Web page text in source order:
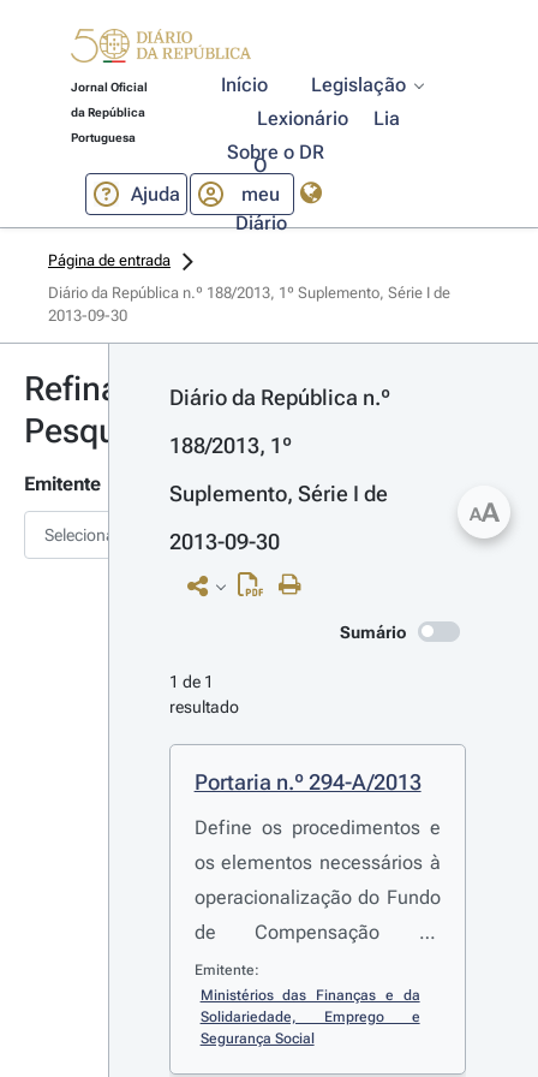
Jornal Oficial
da República
Portuguesa
Início
Legislação
Lexionário
Lia
Sobre o DR
Ajuda
O
meu
Diário
Página de entrada
Diário da República n.º 188/2013, 1º Suplemento, Série I de
2013-09-30
Refinar
Pesquisa
Emitente
Selecionar
Diário da República n.º
188/2013, 1º
Suplemento, Série I de
2013-09-30
Sumário
1 de 1
resultado
Portaria n.º 294-A/2013
Define os procedimentos e
os elementos necessários à
operacionalização do Fundo
de Compensação do
Trabalho (FCT) e do Fundo
de Garantia de
Compensação do Trabalho
(FGCT)
Emitente:
Ministérios das Finanças e da
Solidariedade, Emprego e
Segurança Social
AA